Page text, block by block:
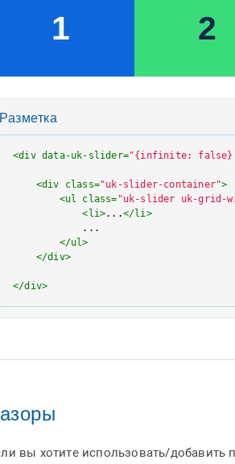
Разметка
<div data-uk-slider="{infinite:
<div class="uk-slider-container">
<ul class= "uk-slider uk-grid-
<li>...</li >
            ...
</ul>
</div>
</div>
вы хотите использовать/